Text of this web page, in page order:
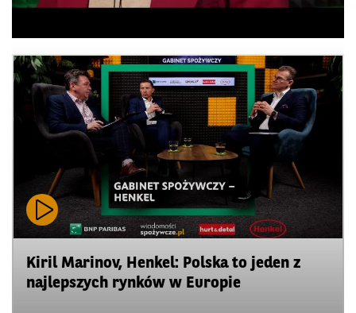
Kiril Marinov, Henkel: Polska to jeden z
najlepszych rynków w Europie